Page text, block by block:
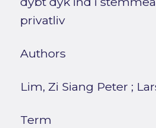
privatliv
Authors
Lim, Zi Siang Peter ;
Term